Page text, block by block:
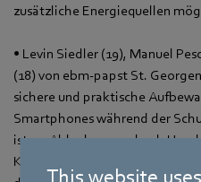
This website
zusätzliche Energiequellen
• Levin Siedler (19), Manuel
(18) von ebm‑papst St.
sichere und praktische
Smartphones während der
ist es, Ablenkungen durch
Konzentration und